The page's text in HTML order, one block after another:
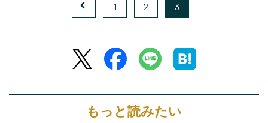
1 2 3
もっと読みたい